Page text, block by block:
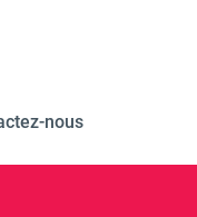
nous